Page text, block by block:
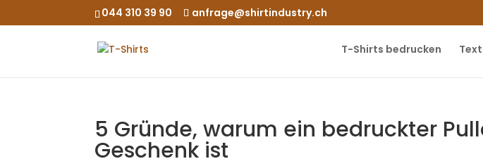
044 310 39 90 anfrage@shirtindustry.ch
T-Shirts bedrucken
5 Gründe, warum ein bedruckter
Geschenk ist